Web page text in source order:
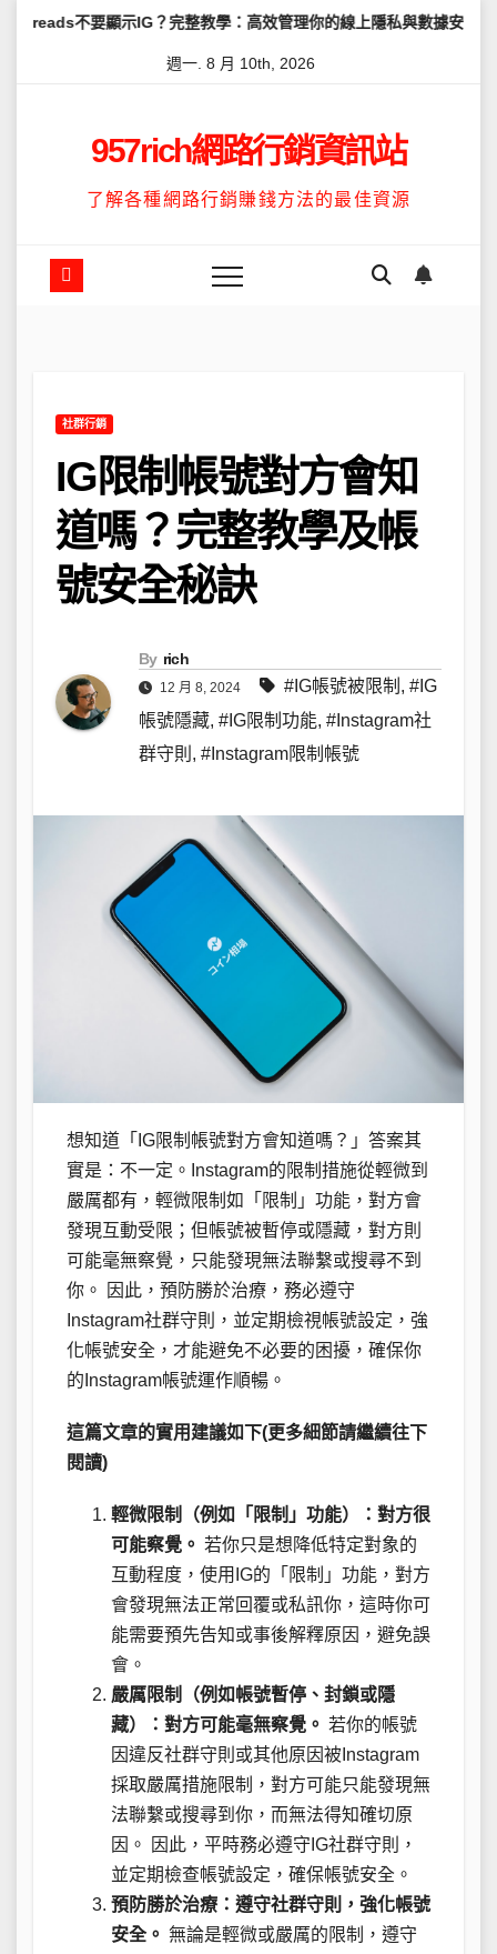
IG？完整教學：高效管理你的線上隱私與數據安全 怎麼讓
週一. 8 月 10th, 2026
957rich網路行銷資訊站
了解各種網路行銷賺錢方法的最佳資源
社群行銷
IG限制帳號對方會知
道嗎？完整教學及帳
號安全秘訣
By rich
12 月 8, 2024 #IG帳號被限制 , #IG
帳號隱藏, #IG限制功能, #Instagram社
群守則 , #Instagram限制帳號
想知道「IG限制帳號對方會知道嗎？」答案其
實是：不一定。Instagram的限制措施從輕微到
嚴厲都有，輕微限制如「限制」功能，對方會
發現互動受限；但帳號被暫停或隱藏，對方則
可能毫無察覺，只能發現無法聯繫或搜尋不到
你。 因此，預防勝於治療，務必遵守
Instagram社群守則，並定期檢視帳號設定，強
化帳號安全，才能避免不必要的困擾，確保你
的Instagram帳號運作順暢。
這篇文章的實用建議如下(更多細節請繼續往下
閱讀)
輕微限制（例如「限制」功能）：對方很
可能察覺。 若你只是想降低特定對象的
互動程度，使用IG的「限制」功能，對方
會發現無法正常回覆或私訊你，這時你可
能需要預先告知或事後解釋原因，避免誤
會。
嚴厲限制（例如帳號暫停、封鎖或隱
藏）：對方可能毫無察覺。 若你的帳號
因違反社群守則或其他原因被Instagram
採取嚴厲措施限制，對方可能只能發現無
法聯繫或搜尋到你，而無法得知確切原
因。 因此，平時務必遵守IG社群守則，
並定期檢查帳號設定，確保帳號安全。
預防勝於治療：遵守社群守則，強化帳號
安全。 無論是輕微或嚴厲的限制，遵守